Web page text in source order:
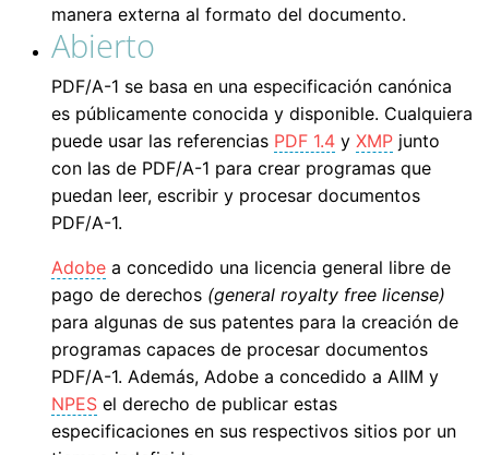
manera externa al formato del documento.
Abierto
PDF/A-1 se basa en una especificación canónica
es públicamente conocida y disponible. Cualquiera
puede usar las referencias PDF 1.4 y XMP junto
con las de PDF/A-1 para crear programas que
puedan leer, escribir y procesar documentos
PDF/A-1.
Adobe a concedido una licencia general libre de
pago de derechos (general royalty free license)
para algunas de sus patentes para la creación de
programas capaces de procesar documentos
PDF/A-1. Además, Adobe a concedido a AIIM y
NPES el derecho de publicar estas
especificaciones en sus respectivos sitios por un